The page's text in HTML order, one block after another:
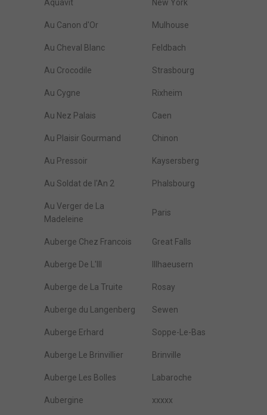
Aquavit New York
Au Canon d'Or Mulhouse
Au Cheval Blanc Feldbach
Au Crocodile Strasbourg
Au Cygne Rixheim
Au Nez Palais Caen
Au Plaisir Gourmand Chinon
Au Pressoir Kaysersberg
Au Soldat de l'An 2 Phalsbourg
Au Verger de La
Madeleine
Paris
Auberge Chez Francois Great Falls
Auberge De L'Ill Illhaeusern
Auberge de La Truite Rosay
Auberge du Langenberg Sewen
Auberge Erhard Soppe-Le-Bas
Auberge Le Brinvillier Brinville
Auberge Les Bolles Labaroche
Aubergine xxxxx